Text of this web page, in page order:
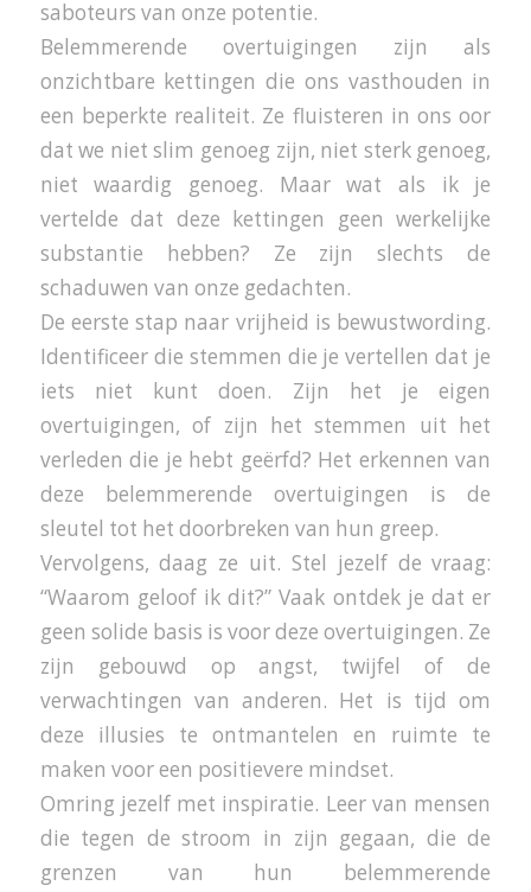
saboteurs van onze potentie.
Belemmerende overtuigingen zijn als
onzichtbare kettingen die ons vasthouden in
een beperkte realiteit. Ze fluisteren in ons oor
dat we niet slim genoeg zijn, niet sterk genoeg,
niet waardig genoeg. Maar wat als ik je
vertelde dat deze kettingen geen werkelijke
substantie hebben? Ze zijn slechts de
schaduwen van onze gedachten.
De eerste stap naar vrijheid is bewustwording.
Identificeer die stemmen die je vertellen dat je
iets niet kunt doen. Zijn het je eigen
overtuigingen, of zijn het stemmen uit het
verleden die je hebt geërfd? Het erkennen van
deze belemmerende overtuigingen is de
sleutel tot het doorbreken van hun greep.
Vervolgens, daag ze uit. Stel jezelf de vraag:
“Waarom geloof ik dit?” Vaak ontdek je dat er
geen solide basis is voor deze overtuigingen. Ze
zijn gebouwd op angst, twijfel of de
verwachtingen van anderen. Het is tijd om
deze illusies te ontmantelen en ruimte te
maken voor een positievere mindset.
Omring jezelf met inspiratie. Leer van mensen
die tegen de stroom in zijn gegaan, die de
grenzen van hun belemmerende